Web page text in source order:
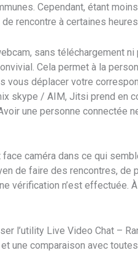
Cependant, étant
rencontre à certaines
sans téléchargement ni
Cela permet à la
vous déplacer votre
skype / AIM, Jitsi prend en
une personne connectée
caméra dans ce qui
de faire des rencontres, de
vérification n’est effectuée.
l’utility Live Video Chat –
une comparaison avec